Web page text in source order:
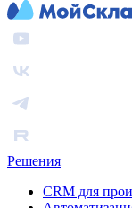
Решения
CRM для